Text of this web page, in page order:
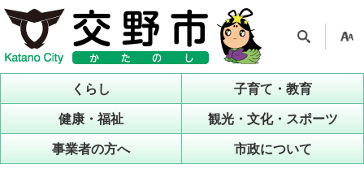
ル
くらし
子育て・教育
健康・福祉
観光・文化・スポーツ
事業者の方へ
市政について